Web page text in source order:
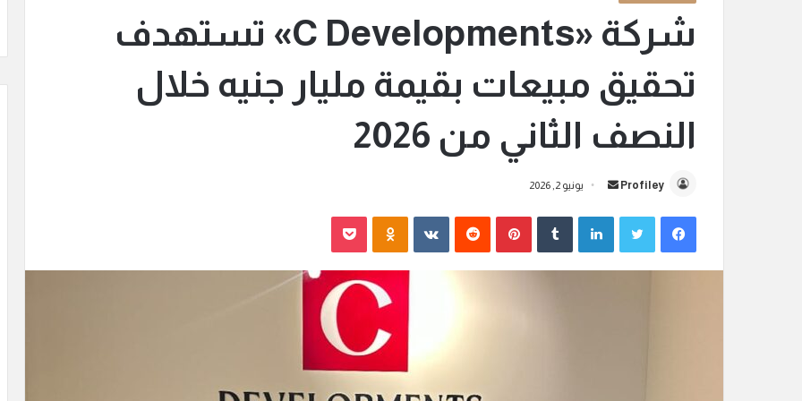
شركة «C Developments» تستهدف
تحقيق مبيعات بقيمة مليار جنيه خلال
النصف الثاني من 2026
Profiley
س
ل
ب
يونيو 2, 2026
فيسبوك لينكدإن بينتيريست ‏VKontakte